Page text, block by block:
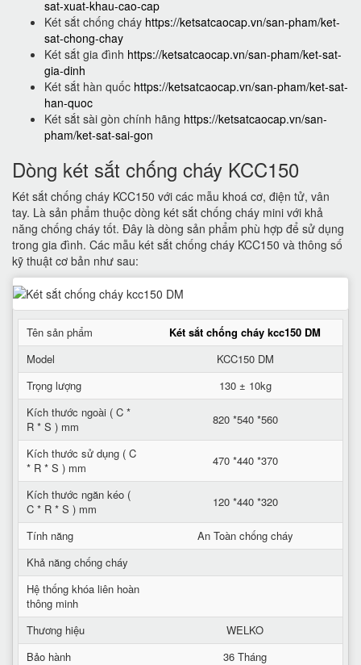
sat-xuat-khau-cao-cap
Két sắt chống cháy https://ketsatcaocap.vn/san-pham/ket-
sat-chong-chay
Két sắt gia đình https://ketsatcaocap.vn/san-pham/ket-sat-
gia-dinh
Két sắt hàn quốc https://ketsatcaocap.vn/san-pham/ket-sat-
han-quoc
Két sắt sài gòn chính hãng https://ketsatcaocap.vn/san-
pham/ket-sat-sai-gon
Dòng két sắt chống cháy KCC150
Két sắt chống cháy KCC150 với các mẫu khoá cơ, điện tử, vân
tay. Là sản phẩm thuộc dòng két sắt chống cháy mini với khả
năng chống cháy tốt. Đây là dòng sản phẩm phù hợp để sử dụng
trong gia đình. Các mẫu két sắt chống cháy KCC150 và thông số
kỹ thuật cơ bản như sau:
Tên sản phẩm
Két sắt chống cháy kcc150 DM
Model
KCC150 DM
Trọng lượng
130 ± 10kg
Kích thước ngoài ( C *
R * S ) mm
820 *540 *560
Kích thước sử dụng ( C
* R * S ) mm
470 *440 *370
Kích thước ngăn kéo (
C * R * S ) mm
120 *440 *320
Tính năng
An Toàn chống cháy
Khả năng chống cháy
Hệ thống khóa liên hoàn
thông minh
Thương hiệu
WELKO
Bảo hành
36 Tháng